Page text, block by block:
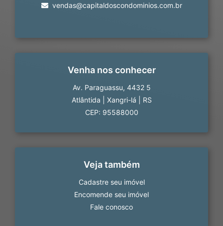
vendas@capitaldoscondominios.com.br
Venha nos conhecer
Av. Paraguassu, 4432 5
Atlântida
Xangri-lá
RS
CEP: 95588000
Veja também
Cadastre seu imóvel
Encomende seu imóvel
Fale conosco